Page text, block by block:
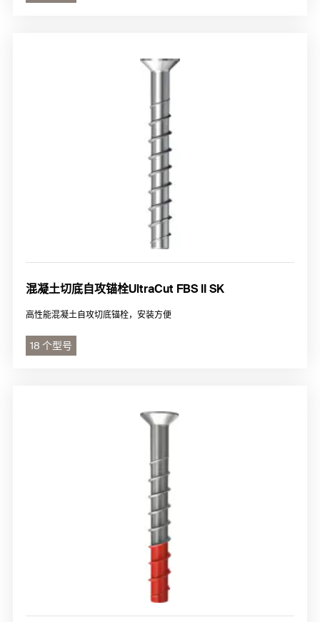
混凝土切底自攻锚栓UltraCut FBS II SK
高性能混凝土自攻切底锚栓，安装方便
18 个型号